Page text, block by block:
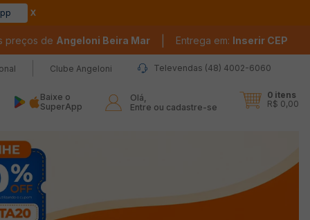
preços de Angeloni Beira Mar Entrega em: Inserir CEP
Clube Angeloni Televendas (48) 4002-6060
Baixe o
SuperApp
Olá,
Entre ou cadastre-se
0 itens
R$ 0,00